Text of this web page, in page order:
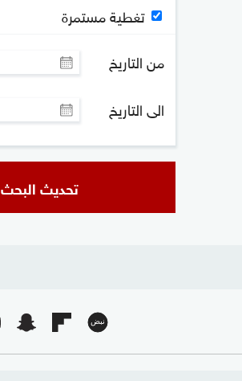
تغطية مستمرة
من التاريخ
الى التاريخ
تحديث البحث